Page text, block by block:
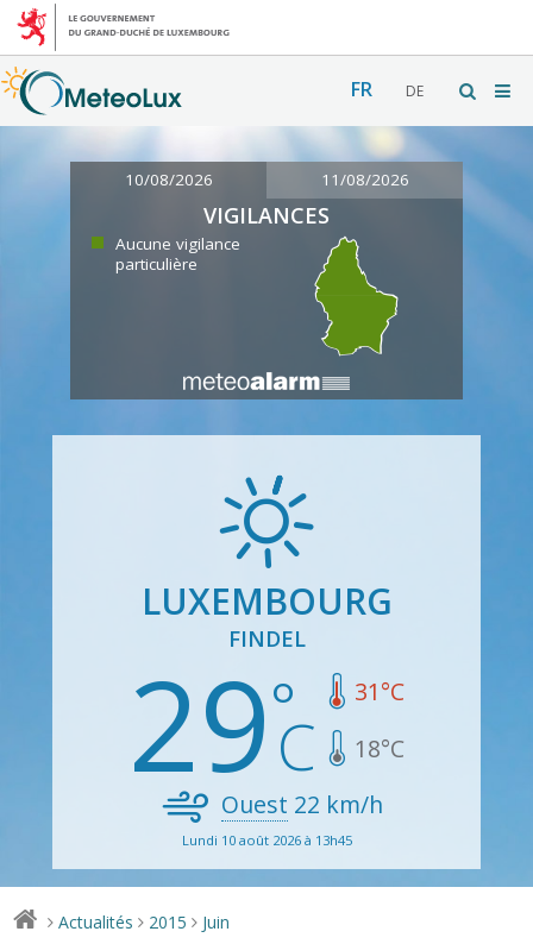
FR DE
10/08/2026 11/08/2026
VIGILANCES
Aucune vigilance
particulière
LUXEMBOURG
FINDEL
29 31°C
18°C
Ouest 22 km/h
Lundi 10 août 2026 à 13h45
> Actualités > 2015 > Juin